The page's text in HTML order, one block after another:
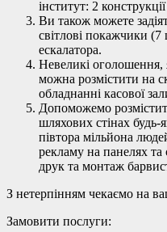
інститут: 2
Ви також можете
світлові покажчики
ескалатора.
Невеликі оголошення,
можна розмістити на
обладнанні касової
Допоможемо
шляхових стінах
півтора мільйона
рекламу на панелях та
друк та монтаж
З нетерпінням чекаємо на
Замовити послуги: